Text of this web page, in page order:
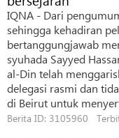
IQNA - Dari
sehingga kehadiran
bertanggungjawab
syuhada Sayyed
al-Din telah
delegasi rasmi dan
di Beirut untuk
Berita ID: 3105960